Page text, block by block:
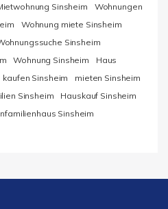
Sinsheim
Wohnungen
Wohnung miete Sinsheim
Sinsheim
Wohnung Sinsheim
Haus
kaufen Sinsheim
mieten Sinsheim
Sinsheim
Hauskauf Sinsheim
Sinsheim